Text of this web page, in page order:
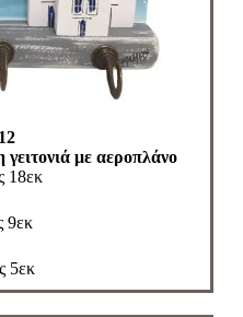
με αεροπλάνο
18εκ
9εκ
5εκ